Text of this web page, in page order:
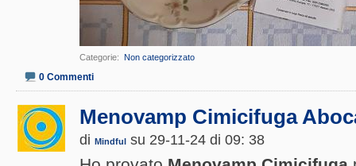
Categorie Non categorizzato
0 Commenti
Menovamp Cimicifuga
di Mindful su 29-11-24 di 09: 38